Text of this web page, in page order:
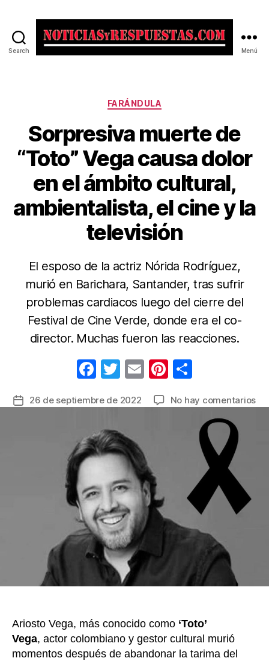
Search Menú
Categorías
FARÁNDULA
Sorpresiva muerte de
“Toto” Vega causa dolor
en el ámbito cultural,
ambientalista, el cine y la
televisión
El esposo de la actriz Nórida Rodríguez,
murió en Barichara, Santander, tras sufrir
problemas cardiacos luego del cierre del
Festival de Cine Verde, donde era el co-
director. Muchas fueron las reacciones.
F
c
e
b
o
o
k
T
itt
E
ail
Pi
er m
p
ar
tir
Fecha26 de septiembre de 2022 No hay comentariosen
Ariosto Vega, más conocido como ‘Toto’
Vega, actor colombiano y gestor cultural murió
momentos después de abandonar la tarima del